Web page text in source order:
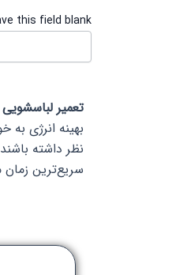
this field blank.
تعمیر
بهینه انرژی
نظر داشته
سریع‌ترین